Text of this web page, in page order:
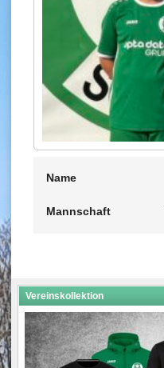
Name
Mannschaft
Vereinskollektion